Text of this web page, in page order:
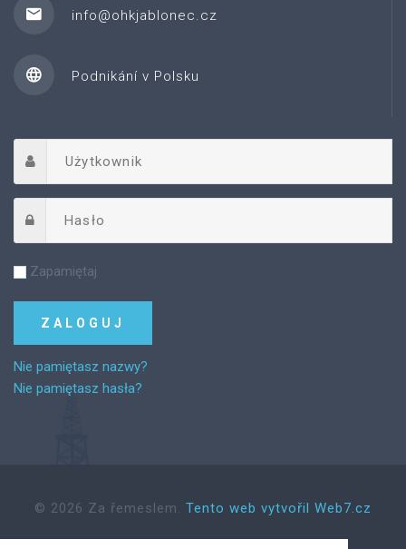
info@ohkjablonec.cz
Podnikání v Polsku
Zapamiętaj
Nie pamiętasz nazwy?
Nie pamiętasz hasła?
© 2026 Za řemeslem. Tento web vytvořil Web7.cz